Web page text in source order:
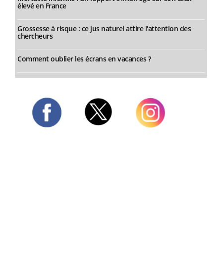
élevé en France
Grossesse à risque : ce jus naturel attire l'attention des
chercheurs
Comment oublier les écrans en vacances ?